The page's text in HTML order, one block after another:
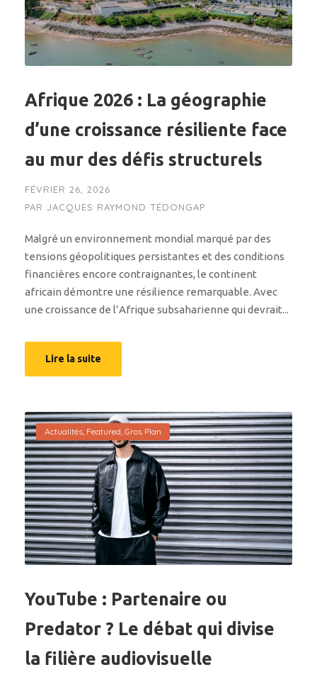
Afrique 2026 : La géographie
d’une croissance résiliente face
au mur des défis structurels
FÉVRIER 26, 2026
PAR JACQUES RAYMOND TÉDONGAP
Malgré un environnement mondial marqué par des
tensions géopolitiques persistantes et des conditions
financières encore contraignantes, le continent
africain démontre une résilience remarquable. Avec
une croissance de l’Afrique subsaharienne qui devrait...
Lire la suite
Actualités, Featured, Gros Plan
YouTube : Partenaire ou
Predator ? Le débat qui divise
la filière audiovisuelle